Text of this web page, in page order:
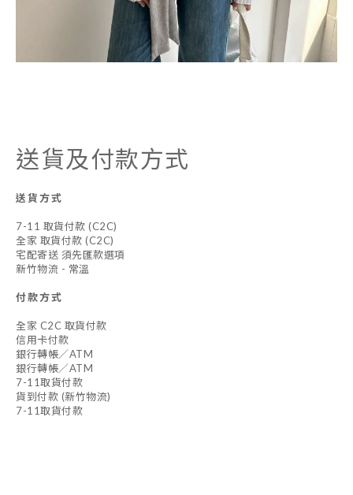
送貨及付款方式
送貨方式
7-11 取貨付款 (C2C)
全家 取貨付款 (C2C)
宅配寄送 須先匯款選項
新竹物流 - 常溫
付款方式
全家 C2C 取貨付款
信用卡付款
銀行轉帳／ATM
銀行轉帳／ATM
7-11取貨付款
貨到付款 (新竹物流)
7-11取貨付款